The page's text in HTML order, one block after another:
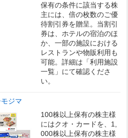
保有の条件に該当する株
主には、倍の枚数のご優
待割引券を贈呈。当割引
券は、ホテルの宿泊のほ
か、一部の施設における
レストランや物販利用も
可能。詳細は「利用施設
一覧」にて確認くださ
い。
ジマ
100株以上保有の株主様
にはクオ・カードを、1,
000株以上保有の株主様